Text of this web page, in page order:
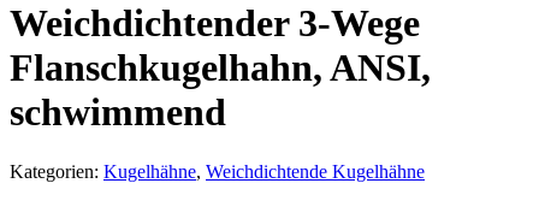
Weichdichtender 3-Wege
Flanschkugelhahn, ANSI,
schwimmend
Kategorien: Kugelhähne, Weichdichtende Kugelhähne